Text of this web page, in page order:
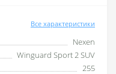
Все характеристики
Nexen
Winguard Sport 2 SUV
255